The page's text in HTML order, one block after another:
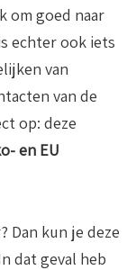
om goed naar
echter ook iets
van
van de
op: deze
en EU
Dan kun je deze
dat geval heb